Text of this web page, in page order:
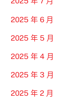
2025 年 6 月
2025 年 5 月
2025 年 4 月
2025 年 3 月
2025 年 2 月